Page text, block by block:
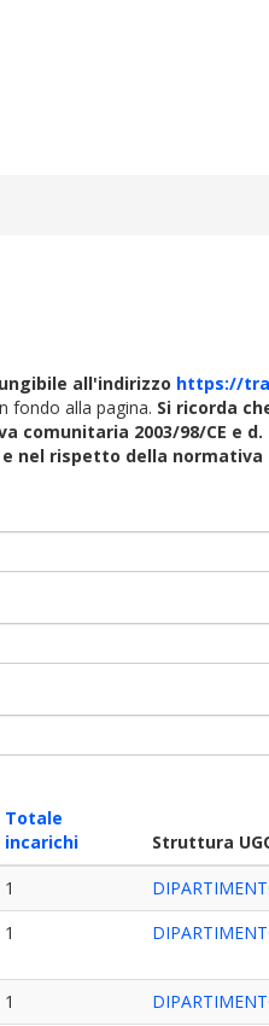
all'indirizzo https://
fondo alla pagina. Si ricorda
2003/98/CE e
rispetto della
Totale
incarichi
Struttura
1
1
1